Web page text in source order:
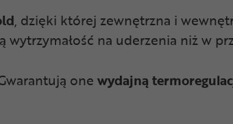
, dzięki której zewnętrzna i
na uderzenia niż w
one wydajną